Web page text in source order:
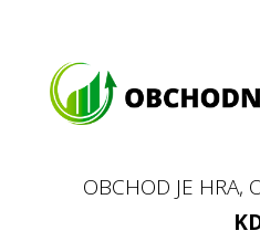
OBCHOD JE HRA,